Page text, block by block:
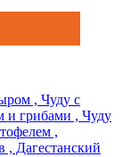
, Чуду с
и грибами , Чуду
,
, Дагестанский